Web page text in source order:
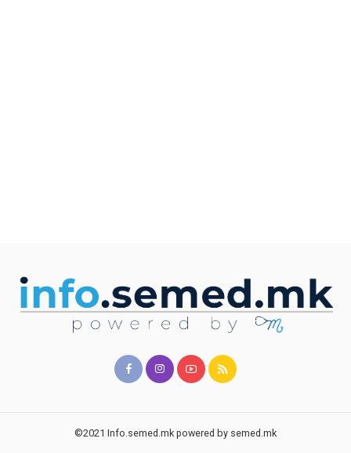
©2021 Info.semed.mk powered by semed.mk